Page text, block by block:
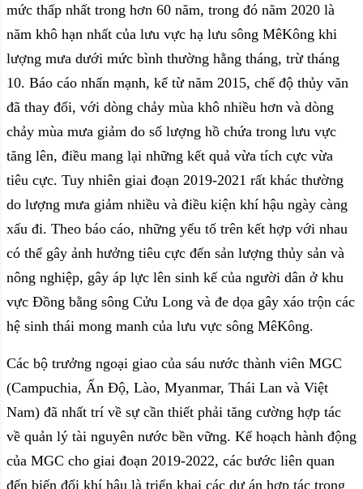
mức thấp nhất trong hơn 60 năm, trong đó năm 2020 là
năm khô hạn nhất của lưu vực hạ lưu sông MêKông khi
lượng mưa dưới mức bình thường hằng tháng, trừ tháng
10. Báo cáo nhấn mạnh, kể từ năm 2015, chế độ thủy văn
đã thay đổi, với dòng chảy mùa khô nhiều hơn và dòng
chảy mùa mưa giảm do số lượng hồ chứa trong lưu vực
tăng lên, điều mang lại những kết quả vừa tích cực vừa
tiêu cực. Tuy nhiên giai đoạn 2019-2021 rất khác thường
do lượng mưa giảm nhiều và điều kiện khí hậu ngày càng
xấu đi. Theo báo cáo, những yếu tố trên kết hợp với nhau
có thể gây ảnh hưởng tiêu cực đến sản lượng thủy sản và
nông nghiệp, gây áp lực lên sinh kế của người dân ở khu
vực Đồng bằng sông Cửu Long và đe dọa gây xáo trộn các
hệ sinh thái mong manh của lưu vực sông MêKông.
Các bộ trưởng ngoại giao của sáu nước thành viên MGC
(Campuchia, Ấn Độ, Lào, Myanmar, Thái Lan và Việt
Nam) đã nhất trí về sự cần thiết phải tăng cường hợp tác
về quản lý tài nguyên nước bền vững. Kế hoạch hành động
của MGC cho giai đoạn 2019-2022, các bước liên quan
đến biến đổi khí hậu là triển khai các dự án hợp tác trong